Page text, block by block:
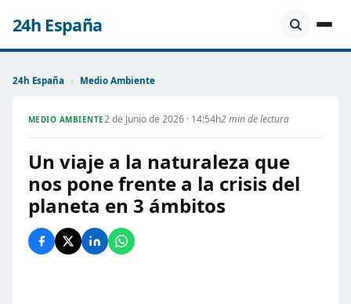
24h España
24h España › Medio Ambiente
MEDIO AMBIENTE2 de Junio de 2026 · 14:54h2 min de lectura
Un viaje a la naturaleza que
nos pone frente a la crisis del
planeta en 3 ámbitos